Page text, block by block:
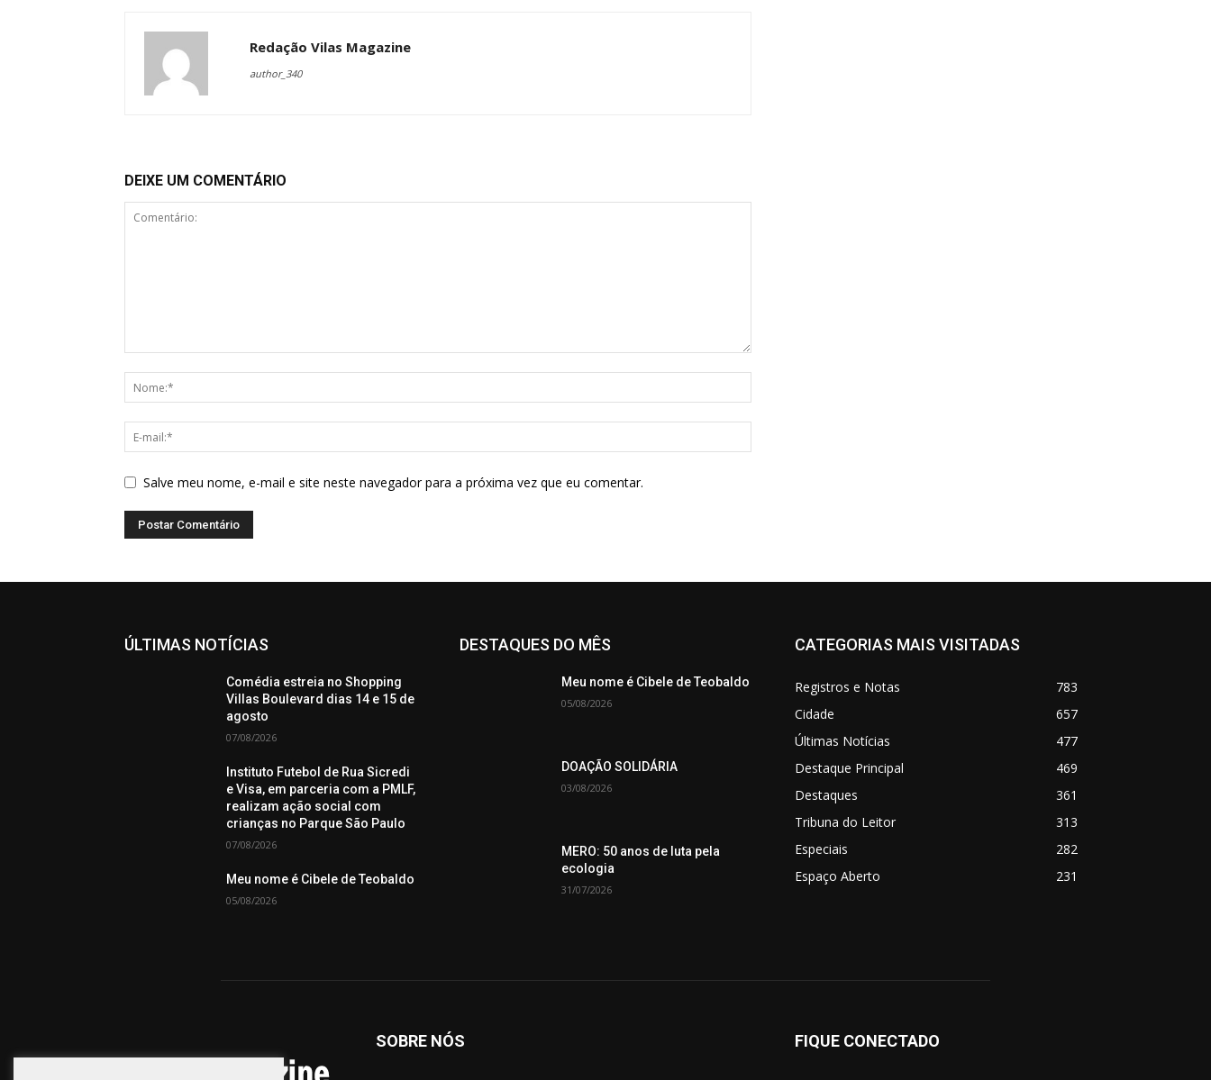
Redação Vilas Magazine
author_340
DEIXE UM COMENTÁRIO
Salve meu nome, e-mail e site neste navegador para a próxima vez que eu comentar.
ÚLTIMAS NOTÍCIAS
Comédia estreia no Shopping
Villas Boulevard dias 14 e 15 de
agosto
07/08/2026
Instituto Futebol de Rua Sicredi
e Visa, em parceria com a PMLF,
realizam ação social com
crianças no Parque São Paulo
07/08/2026
Meu nome é Cibele de Teobaldo
05/08/2026
DESTAQUES DO MÊS
Meu nome é Cibele de Teobaldo
05/08/2026
DOAÇÃO SOLIDÁRIA
03/08/2026
MERO: 50 anos de luta pela
ecologia
31/07/2026
CATEGORIAS MAIS VISITADAS
Registros e Notas
783
Cidade
657
Últimas Notícias
477
Destaque Principal
469
Destaques
361
Tribuna do Leitor
313
Especiais
282
Espaço Aberto
231
SOBRE NÓS FIQUE CONECTADO